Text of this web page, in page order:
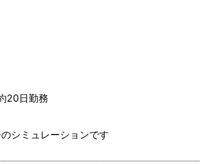
20日勤務
シミュレーションです